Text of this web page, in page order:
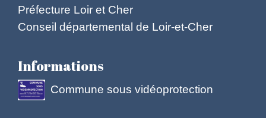
Préfecture Loir et Cher
Conseil départemental de Loir-et-Cher
Informations
Commune sous vidéoprotection